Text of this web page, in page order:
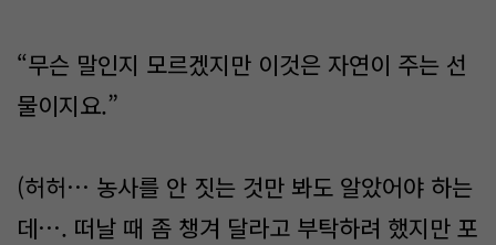
“무슨 말인지 모르겠지만 이것은 자연이 주는 선
물이지요.”
(허허… 농사를 안 짓는 것만 봐도 알았어야 하는
데…. 떠날 때 좀 챙겨 달라고 부탁하려 했지만 포